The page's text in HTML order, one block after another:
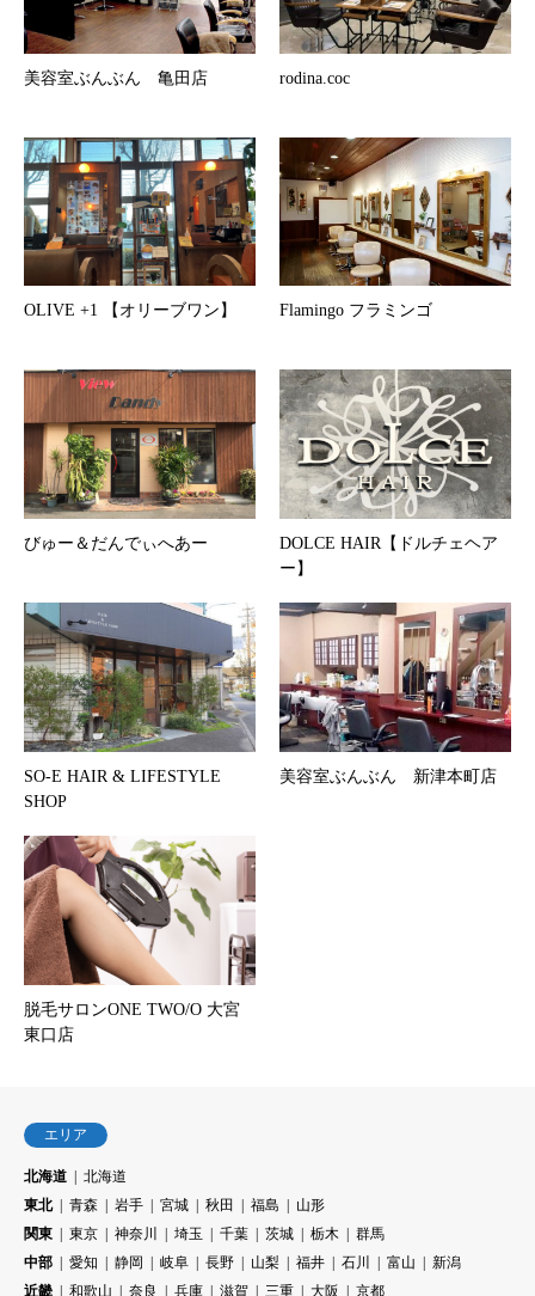
美容室ぶんぶん 亀田店 rodina.coc
OLIVE +1 【オリーブワン】 Flamingo フラミンゴ
びゅー＆だんでぃへあー
DOLCE HAIR【ドルチェヘア
ー】
SO-E HAIR & LIFESTYLE
SHOP
美容室ぶんぶん 新津本町店
脱毛サロンONE TWO/O 大宮
東口店
エリア
北海道
北海道
東北
青森 岩手 宮城 秋田 福島
山形
関東
東京 神奈川 埼玉 千葉 茨城 栃木
群馬
中部
愛知 静岡 岐阜 長野 山梨 福井 石川 富山
新潟
近畿
和歌山 奈良 兵庫 滋賀 三重 大阪 京都